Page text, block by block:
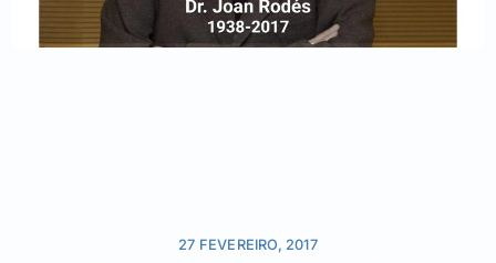
27 FEVEREIRO, 2017